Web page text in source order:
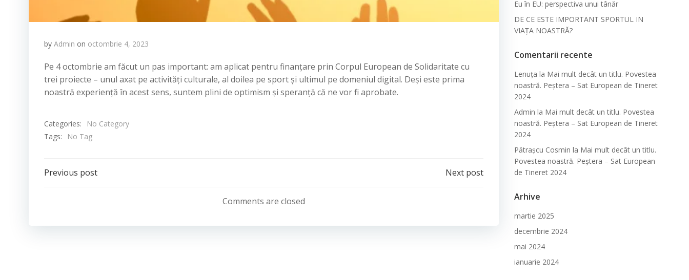
by Admin on octombrie 4, 2023
Pe 4 octombrie am făcut un pas important: am aplicat pentru finanțare prin Corpul European de Solidaritate cu
trei proiecte – unul axat pe activități culturale, al doilea pe sport și ultimul pe domeniul digital. Deși este prima
noastră experiență în acest sens, suntem plini de optimism și speranță că ne vor fi aprobate.
Categories:
No Category
Tags:
No Tag
Navigare
articole
Previous post
în
articole
Next post
Comments are closed
Eu în EU: perspectiva unui tânăr
DE CE ESTE IMPORTANT SPORTUL IN
VIAȚA NOASTRĂ?
Comentarii recente
Lenuța la Mai mult decât un titlu. Povestea
noastră. Peștera – Sat European de Tineret
2024
Admin la Mai mult decât un titlu. Povestea
noastră. Peștera – Sat European de Tineret
2024
Pătraşcu Cosmin la Mai mult decât un titlu.
Povestea noastră. Peștera – Sat European
de Tineret 2024
Arhive
martie 2025
decembrie 2024
mai 2024
ianuarie 2024